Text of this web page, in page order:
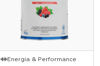
Energia & Performance